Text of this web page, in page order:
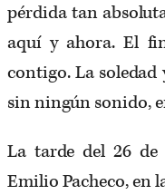
pérdida tan
aquí y ahora. El
contigo. La soledad
sin ningún sonido,
La tarde del 26 de
Emilio Pacheco, en